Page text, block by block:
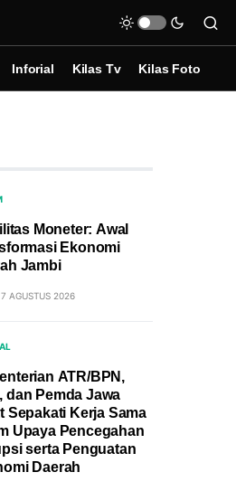
Inforial Kilas Tv Kilas Foto
Moneter: Awal
Ekonomi
Jambi
AGUSTUS 2026
ATR/BPN,
dan Pemda Jawa
Sepakati Kerja Sama
Upaya Pencegahan
serta Penguatan
Daerah